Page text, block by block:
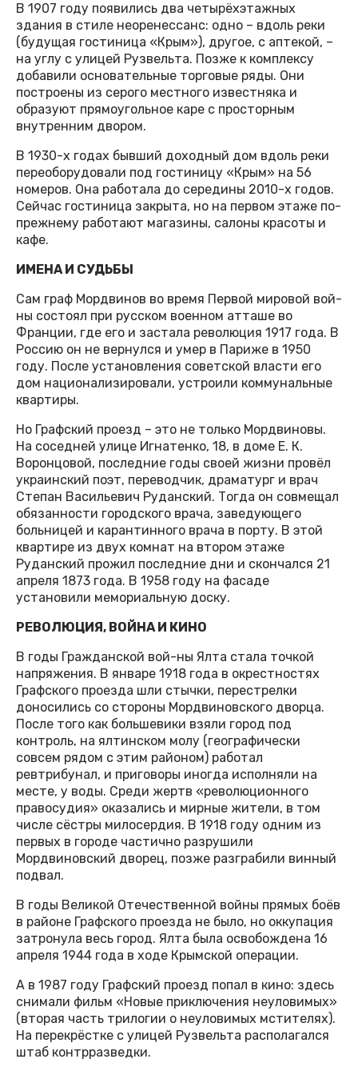
В 1907 году появились два четырёхэтажных
здания в стиле неоренессанс: одно – вдоль реки
(будущая гостиница «Крым»), другое, с аптекой, –
на углу с улицей Рузвельта. Позже к комплексу
добавили основательные торговые ряды. Они
построены из серого местного известняка и
образуют прямоугольное каре с просторным
внутренним двором.
В 1930-х годах бывший доходный дом вдоль реки
переоборудовали под гостиницу «Крым» на 56
номеров. Она работала до середины 2010-х годов.
Сейчас гостиница закрыта, но на первом этаже по-
прежнему работают магазины, салоны красоты и
кафе.
ИМЕНА И СУДЬБЫ
Сам граф Мордвинов во время Первой мировой вой-
ны состоял при русском военном атташе во
Франции, где его и застала революция 1917 года. В
Россию он не вернулся и умер в Париже в 1950
году. После установления советской власти его
дом национализировали, устроили коммунальные
квартиры.
Но Графский проезд – это не только Мордвиновы.
На соседней улице Игнатенко, 18, в доме Е. К.
Воронцовой, последние годы своей жизни провёл
украинский поэт, переводчик, драматург и врач
Степан Васильевич Руданский. Тогда он совмещал
обязанности городского врача, заведующего
больницей и карантинного врача в порту. В этой
квартире из двух комнат на втором этаже
Руданский прожил последние дни и скончался 21
апреля 1873 года. В 1958 году на фасаде
установили мемориальную доску.
РЕВОЛЮЦИЯ, ВОЙНА И КИНО
В годы Гражданской вой-ны Ялта стала точкой
напряжения. В январе 1918 года в окрестностях
Графского проезда шли стычки, перестрелки
доносились со стороны Мордвиновского дворца.
После того как большевики взяли город под
контроль, на ялтинском молу (географически
совсем рядом с этим районом) работал
ревтрибунал, и приговоры иногда исполняли на
месте, у воды. Среди жертв «революционного
правосудия» оказались и мирные жители, в том
числе сёстры милосердия. В 1918 году одним из
первых в городе частично разрушили
Мордвиновский дворец, позже разграбили винный
подвал.
В годы Великой Отечественной войны прямых боёв
в районе Графского проезда не было, но оккупация
затронула весь город. Ялта была освобождена 16
апреля 1944 года в ходе Крымской операции.
А в 1987 году Графский проезд попал в кино: здесь
снимали фильм «Новые приключения неуловимых»
(вторая часть трилогии о неуловимых мстителях).
На перекрёстке с улицей Рузвельта располагался
штаб контрразведки.